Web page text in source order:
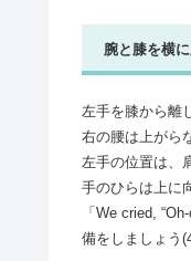
腕と膝を横
左手を膝から離
右の腰は上がら
左手の位置は、
手のひらは上に
「We cried,
備をしましょう